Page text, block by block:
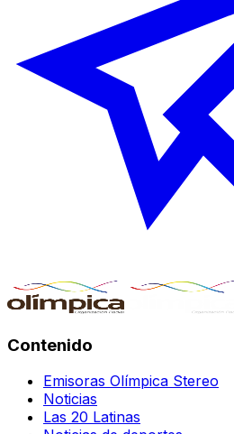
Contenido
Emisoras Olímpica Stereo
Noticias
Las 20 Latinas